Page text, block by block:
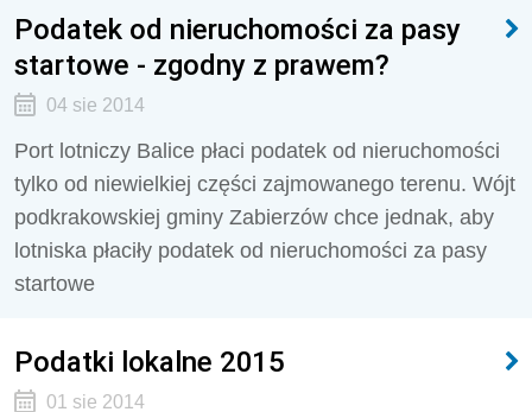
Podatek od nieruchomości za pasy
startowe - zgodny z prawem?
04 sie 2014
Port lotniczy Balice płaci podatek od nieruchomości
tylko od niewielkiej części zajmowanego terenu. Wójt
podkrakowskiej gminy Zabierzów chce jednak, aby
lotniska płaciły podatek od nieruchomości za pasy
startowe
Podatki lokalne 2015
01 sie 2014